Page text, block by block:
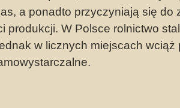
a ponadto przyczyniają się do
produkcji. W Polsce rolnictwo
w licznych miejscach wciąż